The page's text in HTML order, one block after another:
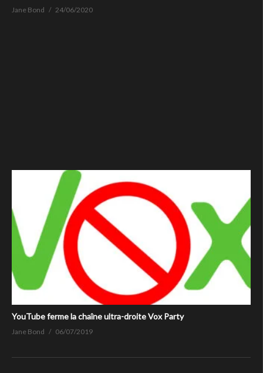
Jane Bond 24/06/2020
YouTube ferme la chaîne ultra-droite Vox Party
Jane Bond 06/07/2019